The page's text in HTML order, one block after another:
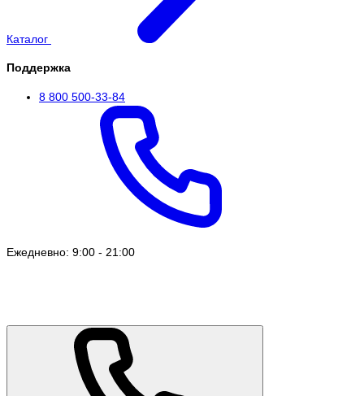
Каталог
Поддержка
8 800 500-33-84
Ежедневно: 9:00 - 21:00